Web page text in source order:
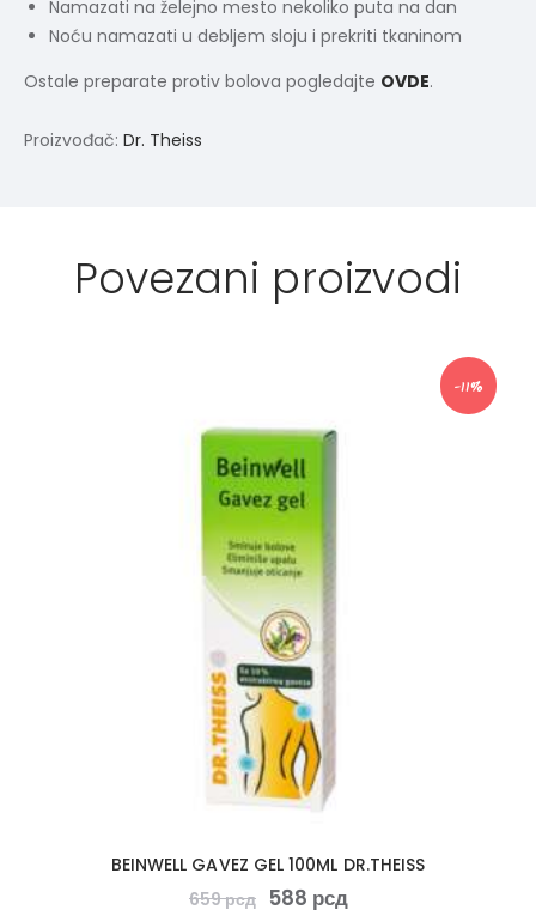
Namazati na želejno mesto nekoliko puta na dan
Noću namazati u debljem sloju i prekriti tkaninom
Ostale preparate protiv bolova pogledajte OVDE.
Proizvođač: Dr. Theiss
Povezani proizvodi
-11%
BEINWELL GAVEZ GEL 100ML DR.THEISS
659рсд 588 рсд